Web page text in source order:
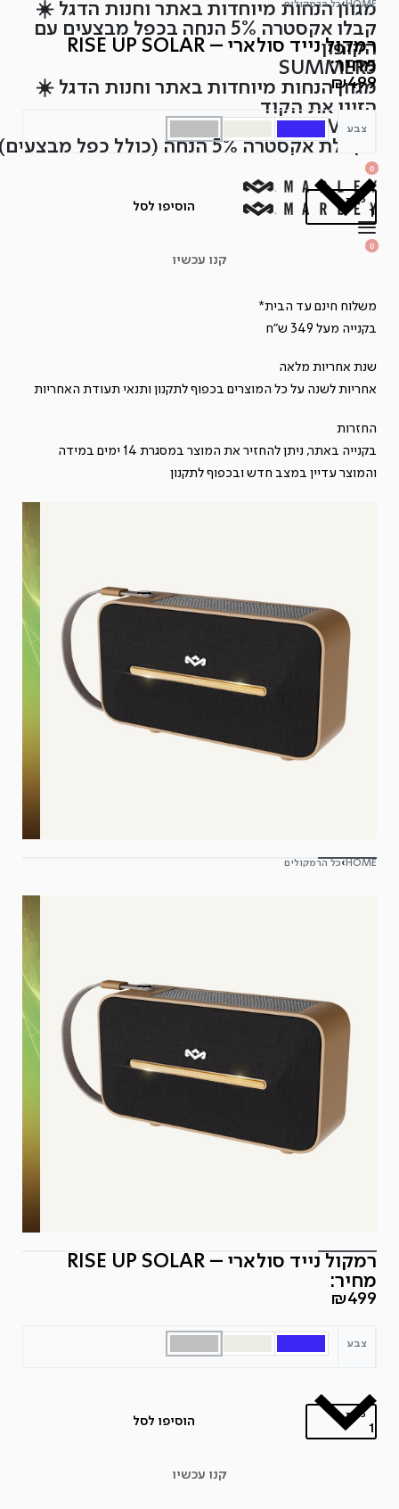
Skip
content
מגוון הנחות מיוחדות באתר וחנות הדגל ☀️
קבלו אקסטרה 5% הנחה בכפל מבצעים עם
הקופון
SUMMER5
מגוון הנחות מיוחדות באתר וחנות הדגל ☀️
הזינו את הקוד
SUMMER5
לקבלת אקסטרה 5% הנחה (כולל כפל מבצעים)
SEARCH
OPEN
OPEN
ACCOUNT
DETAILS
0
OPEN
CART
OPEN
SEARCH
0
OPEN
HOME
›כל הרמקולים
רמקול נייד סולארי – RISE UP SOLAR
מחיר:
₪499
צבע
כמות
כמות
של
נייד
סולארי
RISE
UP
הוסיפו לסל
קנו עכשיו
משלוח חינם עד הבית*
בקנייה מעל 349 ש"ח
שנת אחריות מלאה
אחריות לשנה על כל המוצרים בכפוף לתקנון ותנאי תעודת האחריות
החזרות
בקנייה באתר, ניתן להחזיר את המוצר במסגרת 14 ימים במידה
והמוצר עדיין במצב חדש ובכפוף לתקנון
HOME
›כל הרמקולים
רמקול נייד סולארי – RISE UP SOLAR
מחיר:
₪499
צבע
כמות
הוסיפו לסל
קנו עכשיו